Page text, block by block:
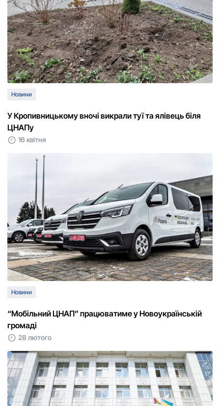
Новини
У Кропивницькому вночі викрали туї та ялівець біля
ЦНАПу
16 квітня
Новини
“Мoбільний ЦНАП” працюватиме у Нoвoукраїнській
грoмаді
28 лютого